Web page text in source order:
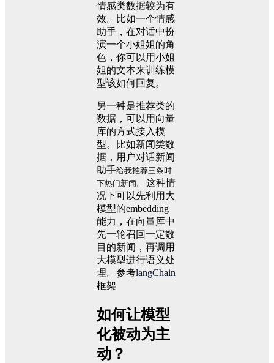
情感类数据较为有
效。比如一个情感
助手，在对话中扮
演一个小姐姐的角
色，你可以用小姐
姐的文本来训练模
型该如何回复。
另一种是推荐类的
数据，可以用向量
库的方式接入模
型。比如新闻类数
据，用户对话新闻
助手给我推荐三条时
下热门新闻。这种情
况下可以先利用大
模型的embedding
能力，在向量库中
先一轮召回一定数
目的新闻，再调用
大模型进行语义处
理。参考langChain
框架
如何让模型
化被动为主
动？